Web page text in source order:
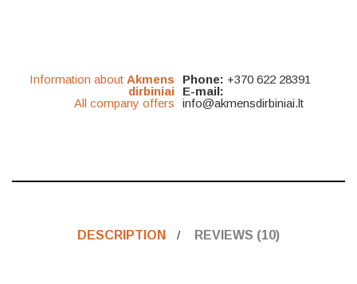
Information about Akmens
dirbiniai
All company offers
Phone: +370 622 28391
E-mail:
info@akmensdirbiniai.lt
DESCRIPTION REVIEWS (10)